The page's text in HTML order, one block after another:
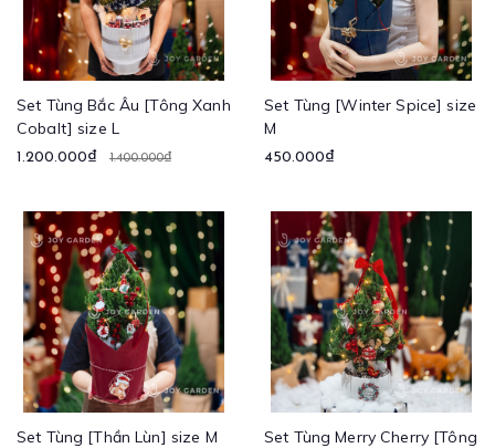
Set Tùng Bắc Âu [Tông Xanh
Cobalt] size L
1.200.000₫ 1.400.000₫
Set Tùng [Winter Spice] size
M
450.000₫
Set Tùng [Thần Lùn] size M
Set Tùng Merry Cherry [Tông